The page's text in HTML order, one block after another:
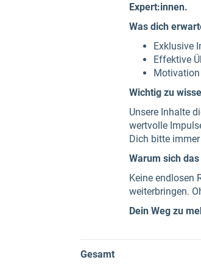
Expert:innen.
Was dich
Exklusive
Effektive
Motivation
Wichtig zu
Unsere Inhalte
wertvolle
Dich bitte
Warum sich
Keine endlosen
weiterbringen.
Dein Weg zu
Gesamt